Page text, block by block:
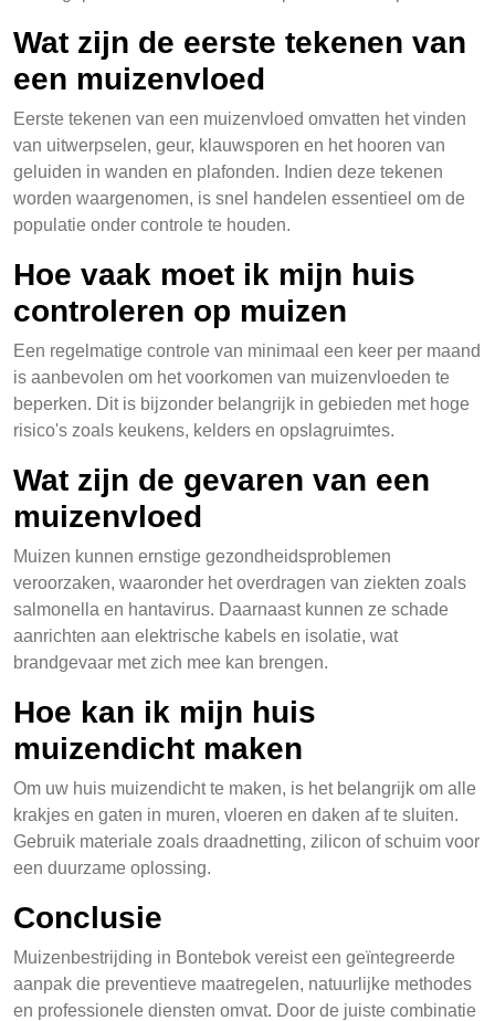
Wat zijn de eerste tekenen van
een muizenvloed
Eerste tekenen van een muizenvloed omvatten het vinden
van uitwerpselen, geur, klauwsporen en het hooren van
geluiden in wanden en plafonden. Indien deze tekenen
worden waargenomen, is snel handelen essentieel om de
populatie onder controle te houden.
Hoe vaak moet ik mijn huis
controleren op muizen
Een regelmatige controle van minimaal een keer per maand
is aanbevolen om het voorkomen van muizenvloeden te
beperken. Dit is bijzonder belangrijk in gebieden met hoge
risico's zoals keukens, kelders en opslagruimtes.
Wat zijn de gevaren van een
muizenvloed
Muizen kunnen ernstige gezondheidsproblemen
veroorzaken, waaronder het overdragen van ziekten zoals
salmonella en hantavirus. Daarnaast kunnen ze schade
aanrichten aan elektrische kabels en isolatie, wat
brandgevaar met zich mee kan brengen.
Hoe kan ik mijn huis
muizendicht maken
Om uw huis muizendicht te maken, is het belangrijk om alle
krakjes en gaten in muren, vloeren en daken af te sluiten.
Gebruik materiale zoals draadnetting, zilicon of schuim voor
een duurzame oplossing.
Conclusie
Muizenbestrijding in Bontebok vereist een geïntegreerde
aanpak die preventieve maatregelen, natuurlijke methodes
en professionele diensten omvat. Door de juiste combinatie